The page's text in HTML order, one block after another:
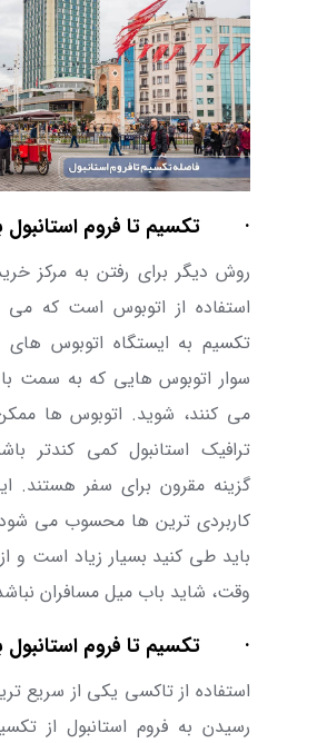
· تکسیم تا فروم استانبول
روش دیگر برای رفتن به مرکز
استفاده از اتوبوس است که می
تکسیم به ایستگاه اتوبوس های
سوار اتوبوس هایی که به سمت
می کنند، شوید. اتوبوس ها
ترافیک استانبول کمی کندتر
گزینه مقرون برای سفر هستند.
کاربردی ترین ها محسوب می
باید طی کنید بسیار زیاد است و
وقت، شاید باب میل مسافران
· تکسیم تا فروم استانبول
استفاده از تاکسی یکی از سریع
رسیدن به فروم استانبول از